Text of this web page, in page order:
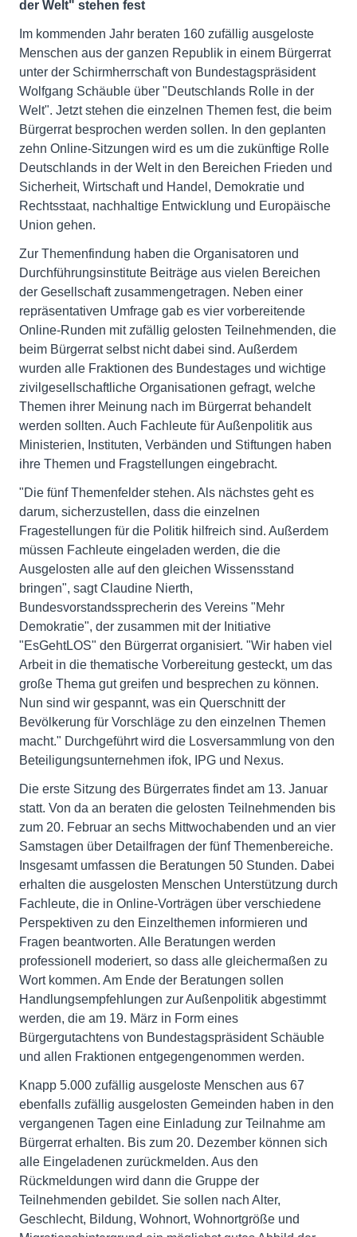
der Welt" stehen fest
Im kommenden Jahr beraten 160 zufällig ausgeloste
Menschen aus der ganzen Republik in einem Bürgerrat
unter der Schirmherrschaft von Bundestagspräsident
Wolfgang Schäuble über "Deutschlands Rolle in der
Welt". Jetzt stehen die einzelnen Themen fest, die beim
Bürgerrat besprochen werden sollen. In den geplanten
zehn Online-Sitzungen wird es um die zukünftige Rolle
Deutschlands in der Welt in den Bereichen Frieden und
Sicherheit, Wirtschaft und Handel, Demokratie und
Rechtsstaat, nachhaltige Entwicklung und Europäische
Union gehen.
Zur Themenfindung haben die Organisatoren und
Durchführungsinstitute Beiträge aus vielen Bereichen
der Gesellschaft zusammengetragen. Neben einer
repräsentativen Umfrage gab es vier vorbereitende
Online-Runden mit zufällig gelosten Teilnehmenden, die
beim Bürgerrat selbst nicht dabei sind. Außerdem
wurden alle Fraktionen des Bundestages und wichtige
zivilgesellschaftliche Organisationen gefragt, welche
Themen ihrer Meinung nach im Bürgerrat behandelt
werden sollten. Auch Fachleute für Außenpolitik aus
Ministerien, Instituten, Verbänden und Stiftungen haben
ihre Themen und Fragstellungen eingebracht.
"Die fünf Themenfelder stehen. Als nächstes geht es
darum, sicherzustellen, dass die einzelnen
Fragestellungen für die Politik hilfreich sind. Außerdem
müssen Fachleute eingeladen werden, die die
Ausgelosten alle auf den gleichen Wissensstand
bringen", sagt Claudine Nierth,
Bundesvorstandssprecherin des Vereins "Mehr
Demokratie", der zusammen mit der Initiative
"EsGehtLOS" den Bürgerrat organisiert. "Wir haben viel
Arbeit in die thematische Vorbereitung gesteckt, um das
große Thema gut greifen und besprechen zu können.
Nun sind wir gespannt, was ein Querschnitt der
Bevölkerung für Vorschläge zu den einzelnen Themen
macht." Durchgeführt wird die Losversammlung von den
Beteiligungsunternehmen ifok, IPG und Nexus.
Die erste Sitzung des Bürgerrates findet am 13. Januar
statt. Von da an beraten die gelosten Teilnehmenden bis
zum 20. Februar an sechs Mittwochabenden und an vier
Samstagen über Detailfragen der fünf Themenbereiche.
Insgesamt umfassen die Beratungen 50 Stunden. Dabei
erhalten die ausgelosten Menschen Unterstützung durch
Fachleute, die in Online-Vorträgen über verschiedene
Perspektiven zu den Einzelthemen informieren und
Fragen beantworten. Alle Beratungen werden
professionell moderiert, so dass alle gleichermaßen zu
Wort kommen. Am Ende der Beratungen sollen
Handlungsempfehlungen zur Außenpolitik abgestimmt
werden, die am 19. März in Form eines
Bürgergutachtens von Bundestagspräsident Schäuble
und allen Fraktionen entgegengenommen werden.
Knapp 5.000 zufällig ausgeloste Menschen aus 67
ebenfalls zufällig ausgelosten Gemeinden haben in den
vergangenen Tagen eine Einladung zur Teilnahme am
Bürgerrat erhalten. Bis zum 20. Dezember können sich
alle Eingeladenen zurückmelden. Aus den
Rückmeldungen wird dann die Gruppe der
Teilnehmenden gebildet. Sie sollen nach Alter,
Geschlecht, Bildung, Wohnort, Wohnortgröße und